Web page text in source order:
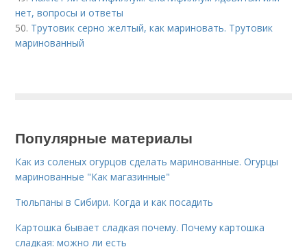
нет, вопросы и ответы
50. Трутовик серно желтый, как мариновать. Трутовик
маринованный
Популярные материалы
Как из соленых огурцов сделать маринованные. Огурцы
маринованные "Как магазинные"
Тюльпаны в Сибири. Когда и как посадить
Картошка бывает сладкая почему. Почему картошка
сладкая: можно ли есть